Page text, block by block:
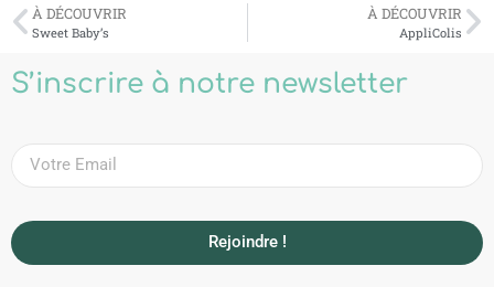
À DÉCOUVRIR
Sweet Baby’s
À DÉCOUVRIR
AppliColis
S’inscrire à notre newsletter
Rejoindre !